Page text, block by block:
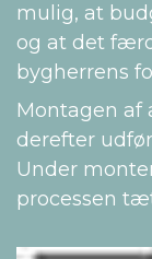
mulig, at
og at det
bygherrens
Montagen af
derefter
Under
processen